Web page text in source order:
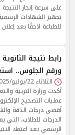
على سرعة إنجاز
تجهيز الشهادات
للطباعة لاحقًا بعد
ورقم الجلوس..
الثلاثاء 22/يوليو/2025 - 02:38 م
أكدت وزارة التربية
عمليات التصحيح
أقصى درجات الدقة
الدرجات للطلاب، التي
الرسمي بعد اعتماد